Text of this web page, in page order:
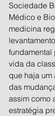
Sociedade
Médico e
medicina
fundamental
vida da
que haja um
das
assim como
estratégia